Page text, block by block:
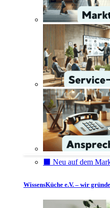
⬛️ Neu auf dem
WissensKüche e.V. – wir